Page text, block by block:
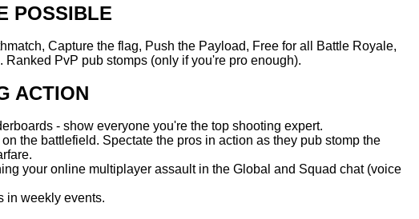
as you shoot your way through one dire situation after another to
POSSIBLE
Capture the flag, Push the Payload, Free for all Battle Royale,
PvP pub stomps (only if you're pro enough).
ACTION
- show everyone you're the top shooting expert.
the battlefield. Spectate the pros in action as they pub stomp the
your online multiplayer assault in the Global and Squad chat (voice
in weekly events.